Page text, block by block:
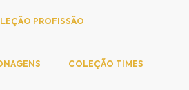
PROFISSÃO
COLEÇÃO TIMES